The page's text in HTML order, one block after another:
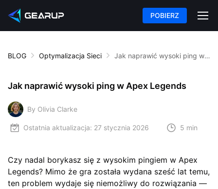
POBIERZ
BLOG Optymalizacja Sieci Jak naprawić wysoki ping w Apex Legends
Jak naprawić wysoki ping w Apex Legends
By Olivia Clarke
Ostatnia aktualizacja: 27 stycznia 2026 5 min
Czy nadal borykasz się z wysokim pingiem w Apex
Legends? Mimo że gra została wydana sześć lat temu,
ten problem wydaje się niemożliwy do rozwiązania —